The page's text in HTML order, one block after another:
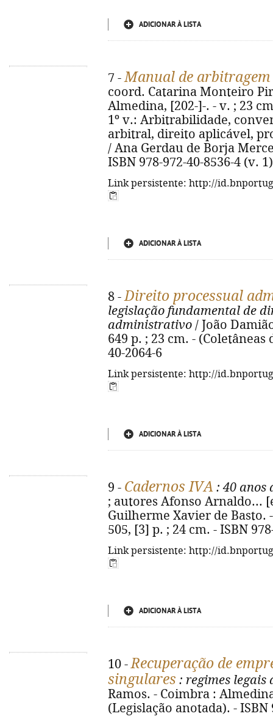
ADICIONAR À LISTA
7 -Manual de
coord. Catarina Monteiro
Almedina, [202-]-. - v. ; 23
1º v.: Arbitrabilidade,
arbitral, direito aplicável,
/ Ana Gerdau de Borja
ISBN 978-972-40-8536-4 (v. 1)
Link persistente: http://
ADICIONAR À LISTA
8 -Direito processual
legislação fundamental de
administrativo / João
649 p. ; 23 cm. - (Coletâneas
40-2064-6
Link persistente: http://
ADICIONAR À LISTA
9 - Cadernos IVA : 40 anos
; autores Afonso Arnaldo...
Guilherme Xavier de Basto.
505, [3] p. ; 24 cm. - ISBN
Link persistente: http://
ADICIONAR À LISTA
10 -Recuperação de
singulares : regimes legais
Ramos. - Coimbra :
(Legislação anotada). - ISBN